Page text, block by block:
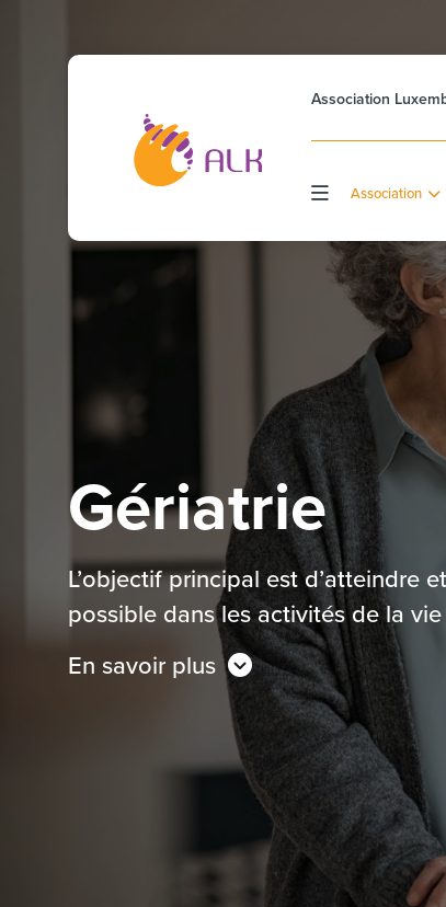
Association
Association
Gériatrie
L’objectif principal est d’atteindre
possible dans les activités de la
En savoir plus